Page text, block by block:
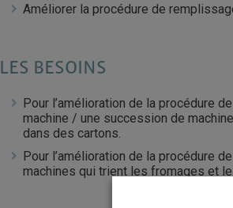
Améliorer la procédure de
LES BESOINS
Pour l’amélioration de la procédure
machine / une succession de
dans des cartons.
Pour l’amélioration de la procédure
machines qui trient les fromages et